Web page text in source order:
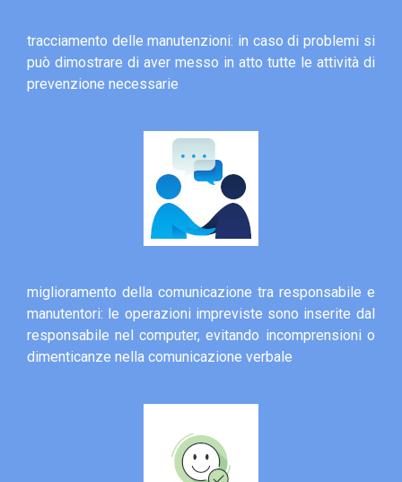
tracciamento delle manutenzioni: in caso di problemi si
può dimostrare di aver messo in atto tutte le attività di
prevenzione necessarie
miglioramento della comunicazione tra responsabile e
manutentori: le operazioni impreviste sono inserite dal
responsabile nel computer, evitando incomprensioni o
dimenticanze nella comunicazione verbale